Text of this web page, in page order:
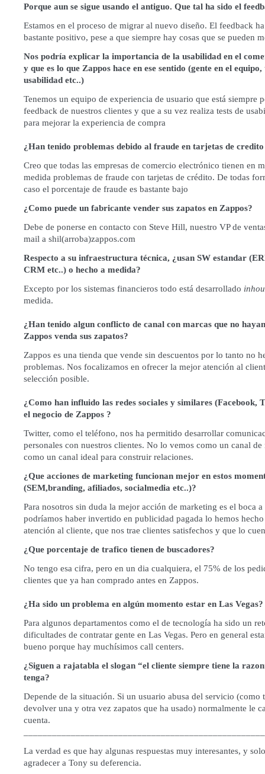
Porque aun se sigue usando el antiguo. Que tal ha sido el
Estamos en el proceso de migrar al nuevo diseño. El feedback
bastante positivo, pese a que siempre hay cosas que se pueden
Nos podría explicar la importancia de la usabilidad en el
y que es lo que Zappos hace en ese sentido (gente en el equipo,
usabilidad etc..)
Tenemos un equipo de experiencia de usuario que está siempre
feedback de nuestros clientes y que a su vez realiza tests de
para mejorar la experiencia de compra
¿Han tenido problemas debido al fraude en tarjetas de
Creo que todas las empresas de comercio electrónico tienen en
medida problemas de fraude con tarjetas de crédito. De todas
caso el porcentaje de fraude es bastante bajo
¿Como puede un fabricante vender sus zapatos en Zappos?
Debe de ponerse en contacto con Steve Hill, nuestro VP de
mail a shil(arroba)zappos.com
Respecto a su infraestructura técnica, ¿usan SW estandar
CRM etc..) o hecho a medida?
Excepto por los sistemas financieros todo está desarrollado
medida.
¿Han tenido algun conflicto de canal con marcas que no
Zappos venda sus zapatos?
Zappos es una tienda que vende sin descuentos por lo tanto no
problemas. Nos focalizamos en ofrecer la mejor atención al
selección posible.
¿Como han influido las redes sociales y similares (Facebook,
el negocio de Zappos ?
Twitter, como el teléfono, nos ha permitido desarrollar
personales con nuestros clientes. No lo vemos como un canal
como un canal ideal para construir relaciones.
¿Que acciones de marketing funcionan mejor en estos
(SEM,branding, afiliados, socialmedia etc..)?
Para nosotros sin duda la mejor acción de marketing es el boca
podríamos haber invertido en publicidad pagada lo hemos
atención al cliente, que nos trae clientes satisfechos y que lo
¿Que porcentaje de trafico tienen de buscadores?
No tengo esa cifra, pero en un dia cualquiera, el 75% de los
clientes que ya han comprado antes en Zappos.
¿Ha sido un problema en algún momento estar en Las Vegas?
Para algunos departamentos como el de tecnología ha sido un
dificultades de contratar gente en Las Vegas. Pero en general
bueno porque hay muchísimos call centers.
¿Siguen a rajatabla el slogan “el cliente siempre tiene la
tenga?
Depende de la situación. Si un usuario abusa del servicio (como
devolver una y otra vez zapatos que ha usado) normalmente le
cuenta.
La verdad es que hay algunas respuestas muy interesantes, y
agradecer a Tony su deferencia.